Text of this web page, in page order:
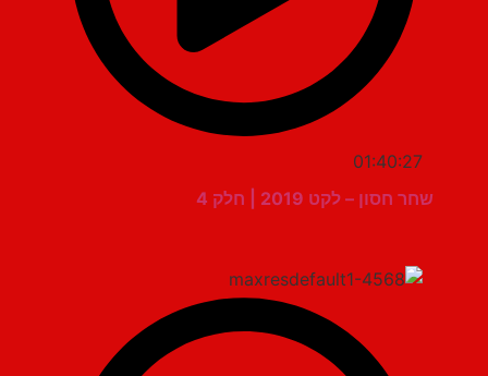
01:40:27
שחר חסון – לקט 2019 | חלק 4